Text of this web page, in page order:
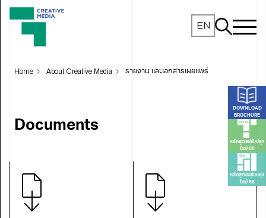
EN
DOWNLOAD
BROCHURE
หลักสูตรปรับปรุง
ใหม่ 68
หลักสูตรปรับปรุง
ใหม่ 68
Home About Creative Media รายงาน และเอกสารเผยแพร่
Documents